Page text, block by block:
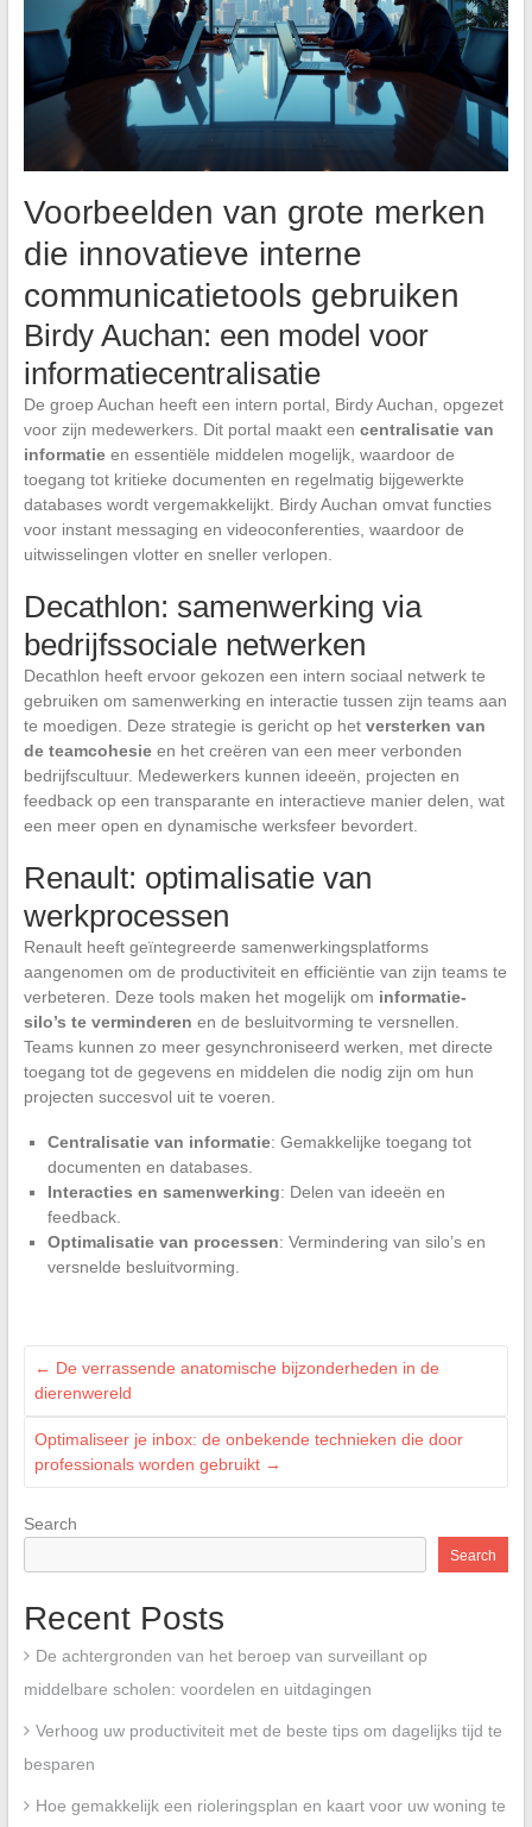
Voorbeelden van grote merken
die innovatieve interne
communicatietools gebruiken
Birdy Auchan: een model voor
informatiecentralisatie
De groep Auchan heeft een intern portal, Birdy Auchan, opgezet
voor zijn medewerkers. Dit portal maakt een centralisatie van
informatieen essentiële middelen mogelijk, waardoor de
toegang tot kritieke documenten en regelmatig bijgewerkte
databases wordt vergemakkelijkt. Birdy Auchan omvat functies
voor instant messaging en videoconferenties, waardoor de
uitwisselingen vlotter en sneller verlopen.
Decathlon: samenwerking via
bedrijfssociale netwerken
Decathlon heeft ervoor gekozen een intern sociaal netwerk te
gebruiken om samenwerking en interactie tussen zijn teams aan
te moedigen. Deze strategie is gericht op het versterken van
de teamcohesieen het creëren van een meer verbonden
bedrijfscultuur. Medewerkers kunnen ideeën, projecten en
feedback op een transparante en interactieve manier delen, wat
een meer open en dynamische werksfeer bevordert.
Renault: optimalisatie van
werkprocessen
Renault heeft geïntegreerde samenwerkingsplatforms
aangenomen om de productiviteit en efficiëntie van zijn teams te
verbeteren. Deze tools maken het mogelijk om informatie-
silo’s te verminderen en de besluitvorming te versnellen.
Teams kunnen zo meer gesynchroniseerd werken, met directe
toegang tot de gegevens en middelen die nodig zijn om hun
projecten succesvol uit te voeren.
Centralisatie van informatie: Gemakkelijke toegang tot
documenten en databases.
Interacties en samenwerking: Delen van ideeën en
feedback.
Optimalisatie van processen: Vermindering van silo’s en
versnelde besluitvorming.
← De verrassende anatomische bijzonderheden in de
dierenwereld
Optimaliseer je inbox: de onbekende technieken die door
professionals worden gebruikt →
Search
Search
Recent Posts
De achtergronden van het beroep van surveillant op
middelbare scholen: voordelen en uitdagingen
Verhoog uw productiviteit met de beste tips om dagelijks tijd te
besparen
Hoe gemakkelijk een rioleringsplan en kaart voor uw woning te